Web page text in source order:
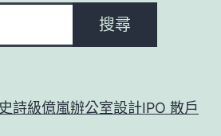
搜尋
詩級億嵐辦公室設計IPO 散戶